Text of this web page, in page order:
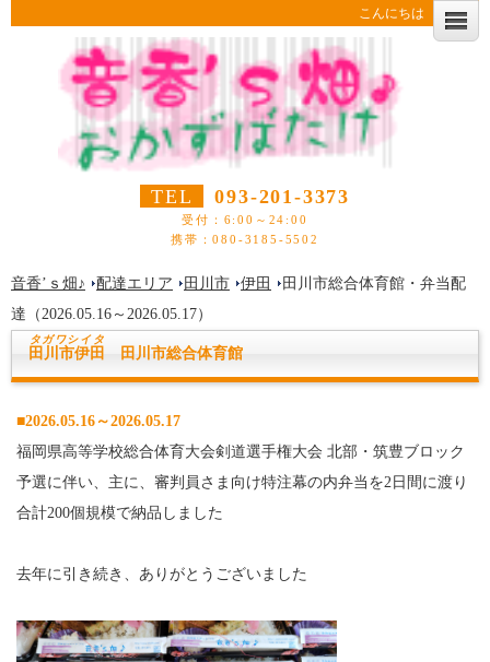
こんにちは
TEL 093-201-3373
受付：6:00～24:00
携帯：080-3185-5502
音香’ｓ畑♪ 配達エリア 田川市 伊田
田川市総合体育館・弁当配
達（2026.05.16～2026.05.17）
田川市伊田
タガワシイタ
田川市総合体育館
■2026.05.16～2026.05.17
福岡県高等学校総合体育大会剣道選手権大会 北部・筑豊ブロック
予選に伴い、主に、審判員さま向け特注幕の内弁当を2日間に渡り
合計200個規模で納品しました
去年に引き続き、ありがとうございました